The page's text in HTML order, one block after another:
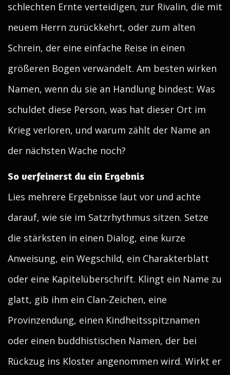
schlechten Ernte verteidigen, zur Rivalin, die mit
neuem Herrn zurückkehrt, oder zum alten
Schrein, der eine einfache Reise in einen
größeren Bogen verwandelt. Am besten wirken
Namen, wenn du sie an Handlung bindest: Was
schuldet diese Person, was hat dieser Ort im
Krieg verloren, und warum zählt der Name an
der nächsten Wache noch?
So verfeinerst du ein Ergebnis
Lies mehrere Ergebnisse laut vor und achte
darauf, wie sie im Satzrhythmus sitzen. Setze
die stärksten in einen Dialog, eine kurze
Anweisung, ein Wegschild, ein Charakterblatt
oder eine Kapitelüberschrift. Klingt ein Name zu
glatt, gib ihm ein Clan-Zeichen, eine
Provinzendung, einen Kindheitsspitznamen
oder einen buddhistischen Namen, der bei
Rückzug ins Kloster angenommen wird. Wirkt er